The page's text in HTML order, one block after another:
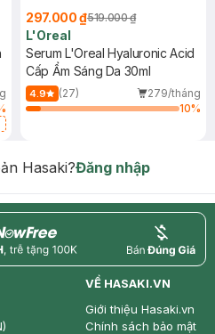
297.000 ₫519.000 ₫
L'Oreal
Serum L'Oreal Hyaluronic Acid
Cấp Ẩm Sáng Da 30ml
4.9 (27)
279/tháng
10%
Hasaki?Đăng nhập
price
VỀ HASAKI.VN
Giới thiệu Hasaki.vn
Chính sách bảo mật